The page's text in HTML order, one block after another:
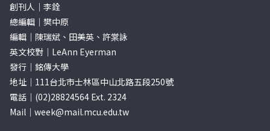
創刊人｜李銓
總編輯｜樊中原
編輯｜陳瑞斌、田美英、許棠詠
英文校對｜LeAnn Eyerman
發行｜銘傳大學
地址｜111台北市士林區中山北路五段250號
電話｜(02)28824564 Ext. 2324
Mail｜ week@mail.mcu.edu.tw